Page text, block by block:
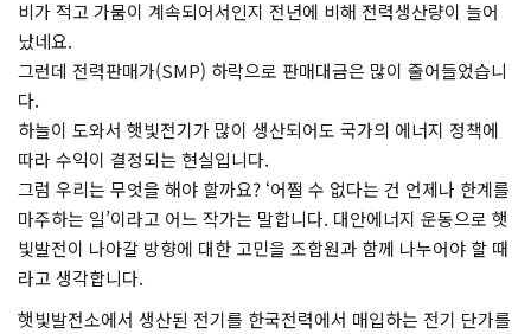
비가 적고 가뭄이 계속되어서인지 전년에 비해 전력생산량이 늘어
났네요.
그런데 전력판매가(SMP) 하락으로 판매대금은 많이 줄어들었습니
다.
하늘이 도와서 햇빛전기가 많이 생산되어도 국가의 에너지 정책에
따라 수익이 결정되는 현실입니다.
그럼 우리는 무엇을 해야 할까요? ‘어쩔 수 없다는 건 언제나 한계를
마주하는 일’이라고 어느 작가는 말합니다. 대안에너지 운동으로 햇
빛발전이 나아갈 방향에 대한 고민을 조합원과 함께 나누어야 할 때
라고 생각합니다.
햇빛발전소에서 생산된 전기를 한국전력에서 매입하는 전기 단가를